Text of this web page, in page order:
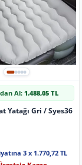
Al: 1.488,05 TL
Yatağı Gri / Syes36
3 x 1.770,72 TL